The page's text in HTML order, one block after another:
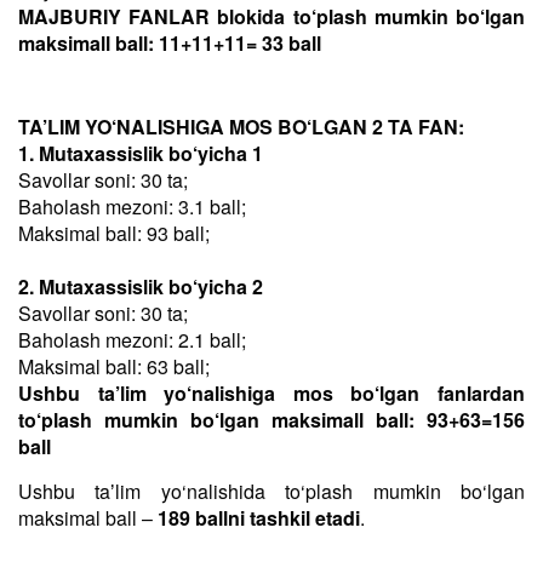
MAJBURIY FANLAR blokida to‘plash mumkin bo‘lgan
maksimall ball: 11+11+11= 33 ball
TA’LIM YO‘NALISHIGA MOS BO‘LGAN 2 TA FAN:
1. Mutaxassislik bo‘yicha 1
Savollar soni: 30 ta;
Baholash mezoni: 3.1 ball;
Maksimal ball: 93 ball;
2. Mutaxassislik bo‘yicha 2
Savollar soni: 30 ta;
Baholash mezoni: 2.1 ball;
Maksimal ball: 63 ball;
Ushbu ta’lim yo‘nalishiga mos bo‘lgan fanlardan
to‘plash mumkin bo‘lgan maksimall ball: 93+63=156
ball
Ushbu taʼlim yo‘nalishida to‘plash mumkin bo‘lgan
maksimal ball – 189 ballni tashkil etadi.